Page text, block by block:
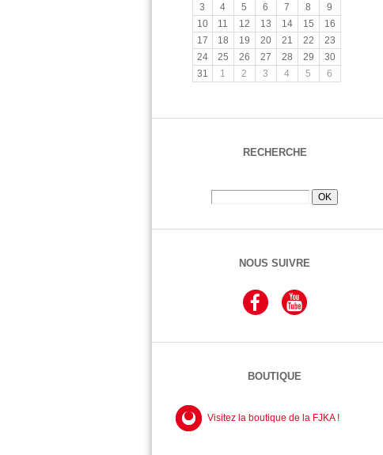
3
4 5 6 7 8
9
10
11 12 13 14 15
16
17
18 19 20 21 22
23
24
25 26 27 28 29
30
31
1 2 3 4 5 6
RECHERCHE
NOUS SUIVRE
BOUTIQUE
Visitez la boutique de la FJKA !